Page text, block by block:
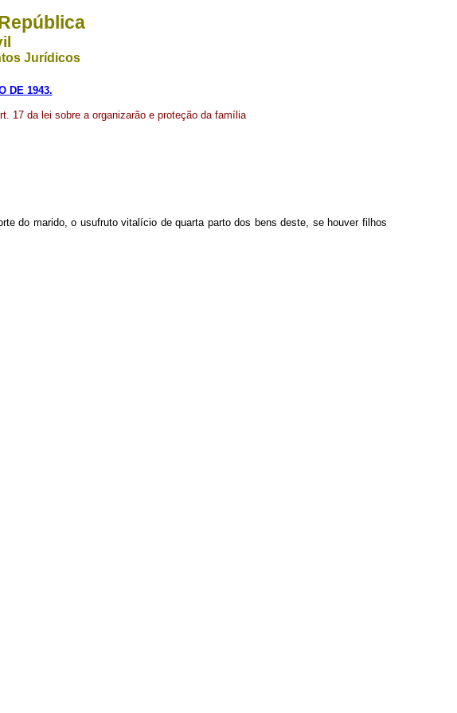
Jurídicos
DE 1943.
17 da lei sobre a organizarão e proteção da família
do marido, o usufruto vitalício de quarta parto dos bens deste, se houver filhos